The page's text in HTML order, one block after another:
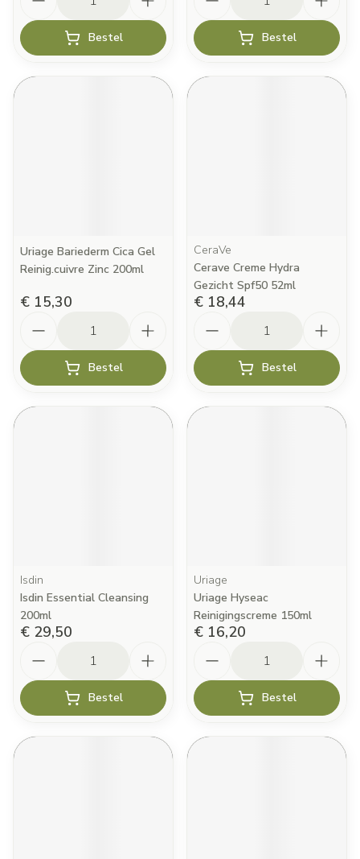
Bestel Bestel
Uriage Bariederm Cica Gel
Reinig.cuivre Zinc 200ml
€ 15,30
Bestel
CeraVe
Cerave Creme Hydra
Gezicht Spf50 52ml
€ 18,44
Bestel
Isdin
Isdin Essential Cleansing
200ml
€ 29,50
Bestel
Uriage
Uriage Hyseac
Reinigingscreme 150ml
€ 16,20
Bestel